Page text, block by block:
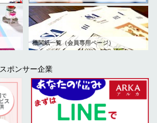
機関紙一覧（会員専用ページ）
スポンサー企業